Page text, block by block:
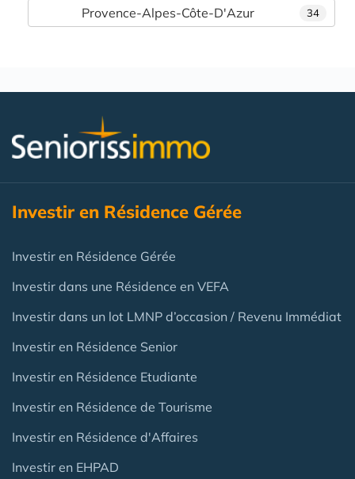
34
Provence-Alpes-Côte-D'Azur
Investir en Résidence Gérée
Investir en Résidence Gérée
Investir dans une Résidence en VEFA
Investir dans un lot LMNP d’occasion / Revenu Immédiat
Investir en Résidence Senior
Investir en Résidence Etudiante
Investir en Résidence de Tourisme
Investir en Résidence d'Affaires
Investir en EHPAD